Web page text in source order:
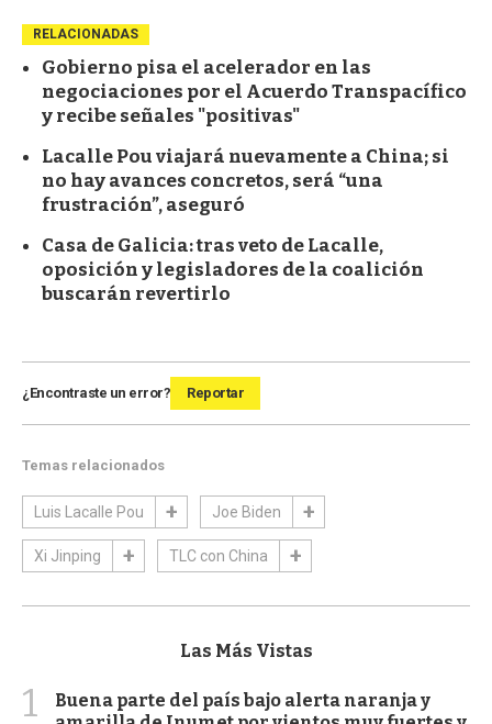
RELACIONADAS
Gobierno pisa el acelerador en las
negociaciones por el Acuerdo Transpacífico
y recibe señales "positivas"
Lacalle Pou viajará nuevamente a China; si
no hay avances concretos, será “una
frustración”, aseguró
Casa de Galicia: tras veto de Lacalle,
oposición y legisladores de la coalición
buscarán revertirlo
¿Encontraste un error? Reportar
Temas relacionados
Luis Lacalle Pou Joe Biden
Xi Jinping TLC con China
Las Más Vistas
1
Buena parte del país bajo alerta naranja y